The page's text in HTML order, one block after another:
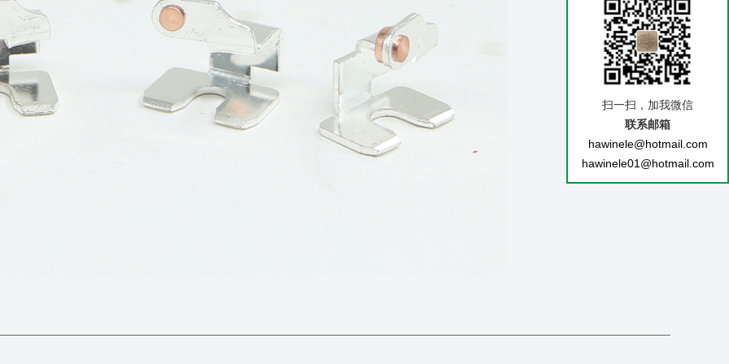
扫一扫，加我微信
联系邮箱
hawinele@hotmail.com
hawinele01@hotmail.com